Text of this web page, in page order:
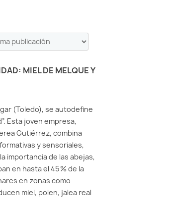
MIEL DE MELQUE Y
(Toledo), se autodefine
Esta joven empresa,
Gutiérrez, combina
y sensoriales,
importancia de las abejas,
en hasta el 45 % de la
en zonas como
miel, polen, jalea real